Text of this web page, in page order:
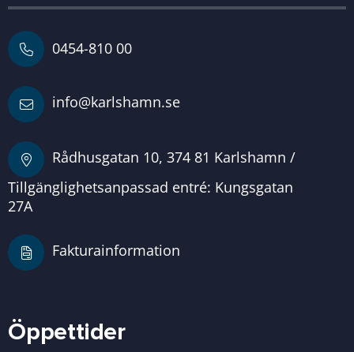
0454-810 00
info@karlshamn.se
Rådhusgatan 10, 374 81 Karlshamn /
Tillgänglighetsanpassad entré: Kungsgatan
27A
Fakturainformation
Öppettider